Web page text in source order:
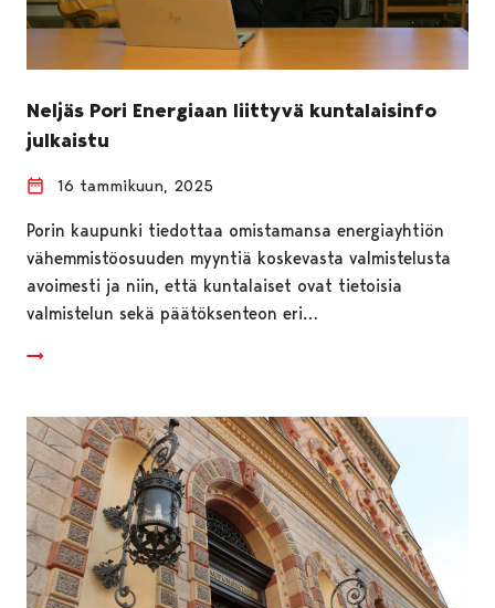
Neljäs Pori Energiaan liittyvä kuntalaisinfo
julkaistu
16 tammikuun, 2025
Porin kaupunki tiedottaa omistamansa energiayhtiön
vähemmistöosuuden myyntiä koskevasta valmistelusta
avoimesti ja niin, että kuntalaiset ovat tietoisia
valmistelun sekä päätöksenteon eri…